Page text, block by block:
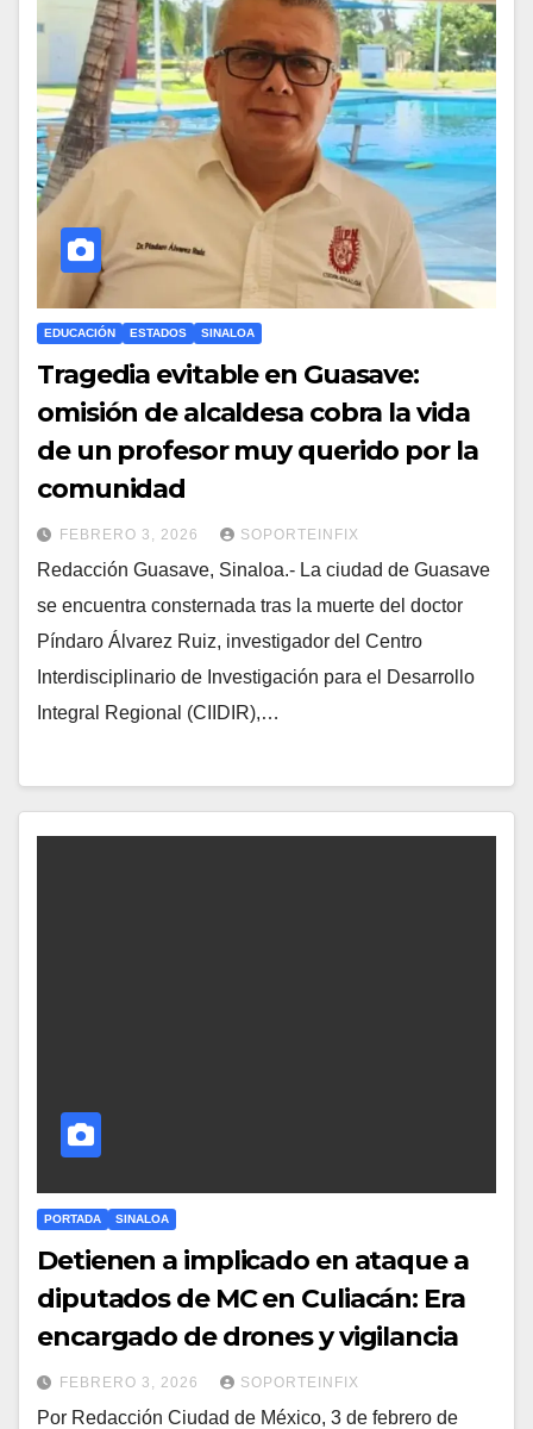
EDUCACIÓN ESTADOS SINALOA
Tragedia evitable en Guasave:
omisión de alcaldesa cobra la vida
de un profesor muy querido por la
comunidad
FEBRERO 3, 2026 SOPORTEINFIX
Redacción Guasave, Sinaloa.- La ciudad de Guasave
se encuentra consternada tras la muerte del doctor
Píndaro Álvarez Ruiz, investigador del Centro
Interdisciplinario de Investigación para el Desarrollo
Integral Regional (CIIDIR),…
PORTADA SINALOA
Detienen a implicado en ataque a
diputados de MC en Culiacán: Era
encargado de drones y vigilancia
FEBRERO 3, 2026 SOPORTEINFIX
Por Redacción Ciudad de México, 3 de febrero de